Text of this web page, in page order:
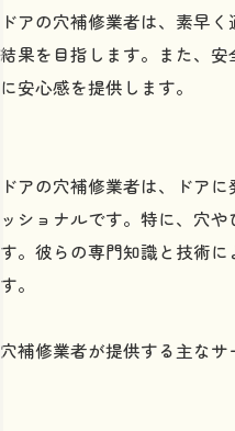
ドアの穴補修業者は、素早
結果を目指します。また、
に安心感を提供します。
ドアの穴補修業者は、ドア
ッショナルです。特に、穴
す。彼らの専門知識と技術
す。
穴補修業者が提供する主なサ